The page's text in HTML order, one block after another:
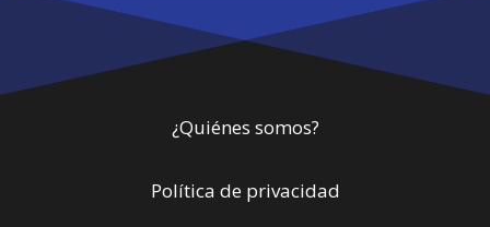
¿Quiénes somos?
Política de privacidad